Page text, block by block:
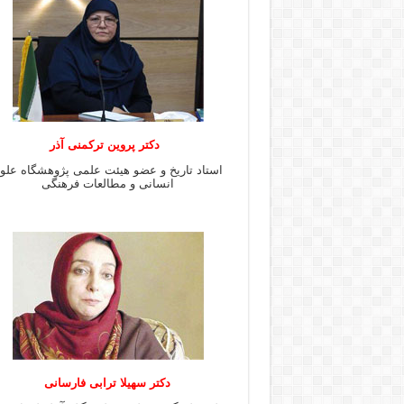
دکتر پروین ترکمنی آذر
استاد تاریخ و عضو هیئت علمی پژوهشگاه
انسانی و مطالعات فرهنگى
دکتر سهیلا ترابی فارسانی